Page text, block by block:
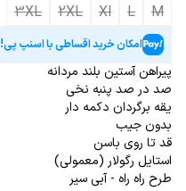
M
L
Xl
2XL
3XL
امکان خرید اقساطی با اسنپ پی!
پیراهن آستین بلند مردانه
صد در صد پنبه نخی
یقه برگردان دکمه دار
بدون جیب
قد تا روی باسن
استایل رگولار (معمولی)
طرح راه راه - آبی سیر